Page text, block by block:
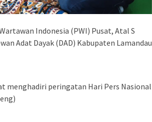
Indonesia (PWI) Pusat, Atal S
Adat Dayak (DAD) Kabupaten Lamandau
menghadiri peringatan Hari Pers Nasional